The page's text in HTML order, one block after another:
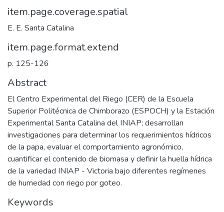
item.page.coverage.spatial
E. E. Santa Catalina
item.page.format.extend
p. 125-126
Abstract
El Centro Experimental del Riego (CER) de la Escuela
Superior Politécnica de Chimborazo (ESPOCH) y la Estación
Experimental Santa Catalina del INIAP; desarrollan
investigaciones para determinar los requerimientos hídricos
de la papa, evaluar el comportamiento agronómico,
cuantificar el contenido de biomasa y definir la huella hídrica
de la variedad INIAP - Victoria bajo diferentes regímenes
de humedad con riego por goteo.
Keywords